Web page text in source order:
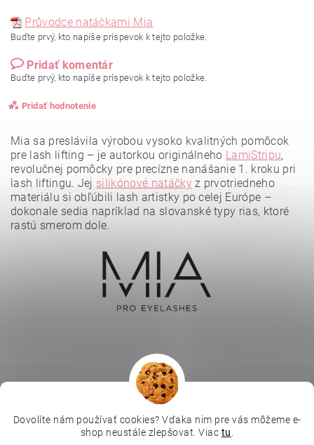
Průvodce natáčkami Mia
Buďte prvý, kto napíše príspevok k tejto položke.
Pridať komentár
Buďte prvý, kto napíše príspevok k tejto položke.
Pridať hodnotenie
Mia sa preslávila výrobou vysoko kvalitných pomôcok
pre lash lifting – je autorkou originálneho LamiStripu,
revolučnej pomôcky pre precízne nanášanie 1. kroku pri
lash liftingu. Jej silikónové natáčkyz prvotriedneho
materiálu si obľúbili lash artistky po celej Európe –
dokonale sedia napríklad na slovanské typy rias, ktoré
rastú smerom dole.
Depilujeme.cz | Kosmetická škola | Online kosmetické kurzy |
MikroArt | Ella Baché
Dovolíte nám používať cookies? Vďaka nim pre vás môžeme e-
shop neustále zlepšovat. Viac tu